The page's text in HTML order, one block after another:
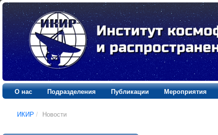
О нас Подразделения Публикации Мероприятия
ИКИР / Новости